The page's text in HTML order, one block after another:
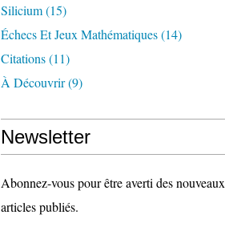
Silicium(15)
Échecs Et Jeux Mathématiques(14)
Citations(11)
À Découvrir(9)
Newsletter
Abonnez-vous pour être averti des nouveaux
articles publiés.